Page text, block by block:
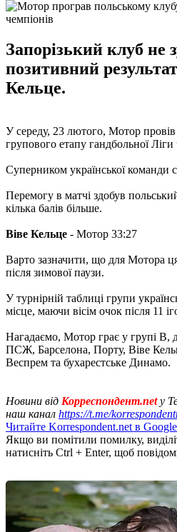
Запорізький клуб не
позитивний
Кельце.
У середу, 23 лютого, Мотор
групового етапу гандбольної Ліги
Суперником української команди
Перемогу в матчі здобув
кілька балів більше.
Віве Кельце - Мотор 33:27
Варто зазначити, що для Мотора
після зимової паузи.
У турнірній таблиці групи
місце, маючи вісім очок після 11
Нагадаємо, Мотор грає у групі B,
ПСЖ, Барселона, Порту, Віве
Веспрем та бухарестське Динамо.
Новини від Корреспондент.netу
наш канал https://t.me/
Читайте Korrespondent.net в
Якщо ви помітили помилку,
натисніть Ctrl + Enter, щоб